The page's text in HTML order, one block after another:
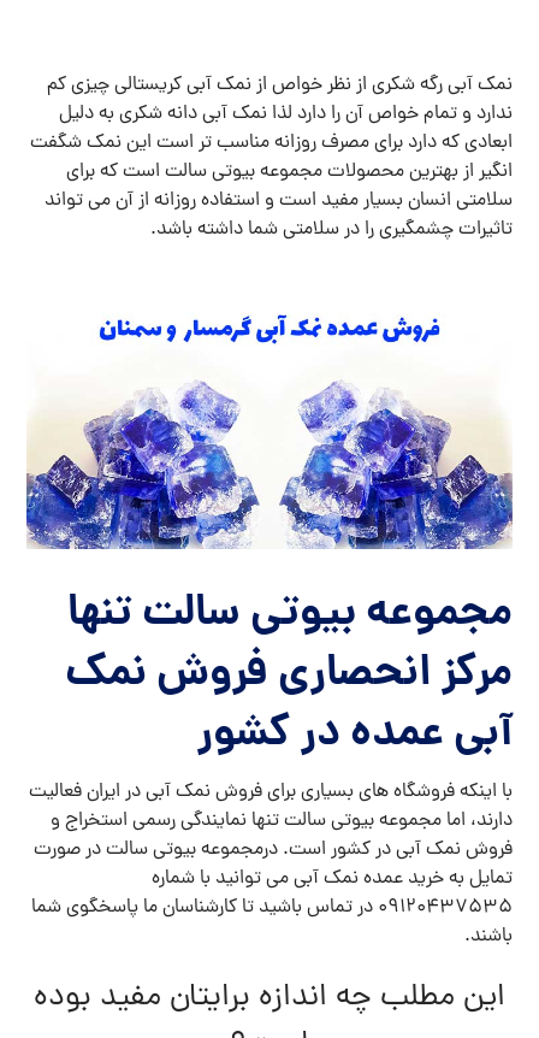
نمک آبی رگه شکری از نظر خواص از نمک آبی کریستالی چیزی کم
ندارد و تمام خواص آن را دارد لذا نمک آبی دانه شکری به دلیل
ابعادی که دارد برای مصرف روزانه مناسب تر است این نمک شگفت
انگیر از بهترین محصولات مجموعه بیوتی سالت است که برای
سلامتی انسان بسیار مفید است و استفاده روزانه از آن می تواند
تاثیرات چشمگیری را در سلامتی شما داشته باشد.
مجموعه بیوتی سالت تنها
مرکز انحصاری فروش نمک
آبی عمده در کشور
با اینکه فروشگاه های بسیاری برای فروش نمک آبی در ایران فعالیت
دارند، اما مجموعه بیوتی سالت تنها نمایندگی رسمی استخراج و
فروش نمک آبی در کشور است. درمجموعه بیوتی سالت در صورت
تمایل به خرید عمده نمک آبی می توانید با شماره
09120437535 در تماس باشید تا کارشناسان ما پاسخگوی شما
باشند.
این مطلب چه اندازه برایتان مفید بوده